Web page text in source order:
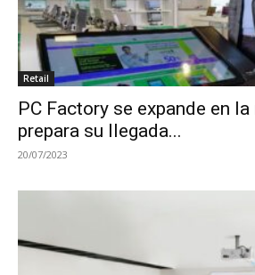
Retail
PC Factory se expande en
prepara su llegada...
20/07/2023